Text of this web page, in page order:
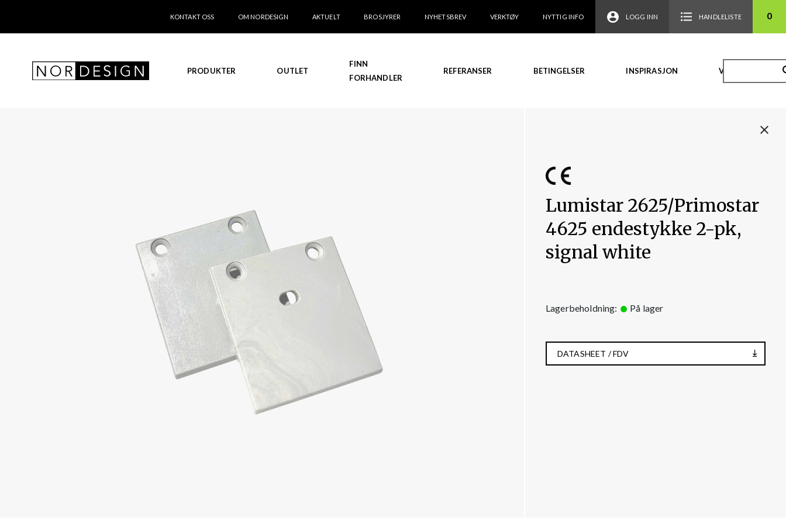
KONTAKT OSS OM NORDESIGN AKTUELT BROSJYRER NYHETSBREV VERKTØY NYTTIG INFO LOGG INN HANDLELISTE 0
PRODUKTER OUTLET
FINN
FORHANDLER
REFERANSER BETINGELSER INSPIRASJON VIDEO
Lumistar 2625/Primostar
4625 endestykke 2-pk,
signal white
Lagerbeholdning: På lager
DATASHEET / FDV